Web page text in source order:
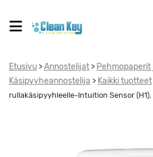
Etusivu > Annostelijat >
Käsipyyheannostelija > Kaikki tuotteet
rullakäsipyyhleelle-Intuition Sensor (H1),